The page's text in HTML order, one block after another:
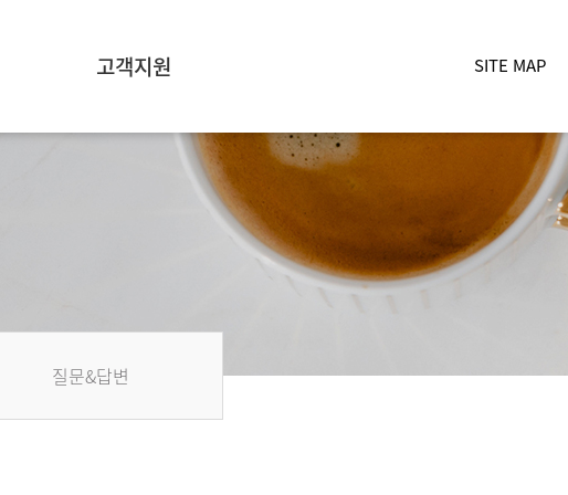
고객지원 SITE MAP
질문&답변